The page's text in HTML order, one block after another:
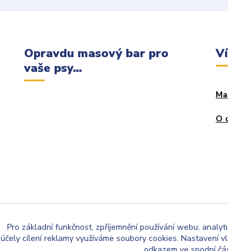
Opravdu masový bar pro
vaše psy...
O
Pro základní funkčnost, zpříjemnění používání webu,
účely cílení reklamy využíváme soubory cookies. Nastavení